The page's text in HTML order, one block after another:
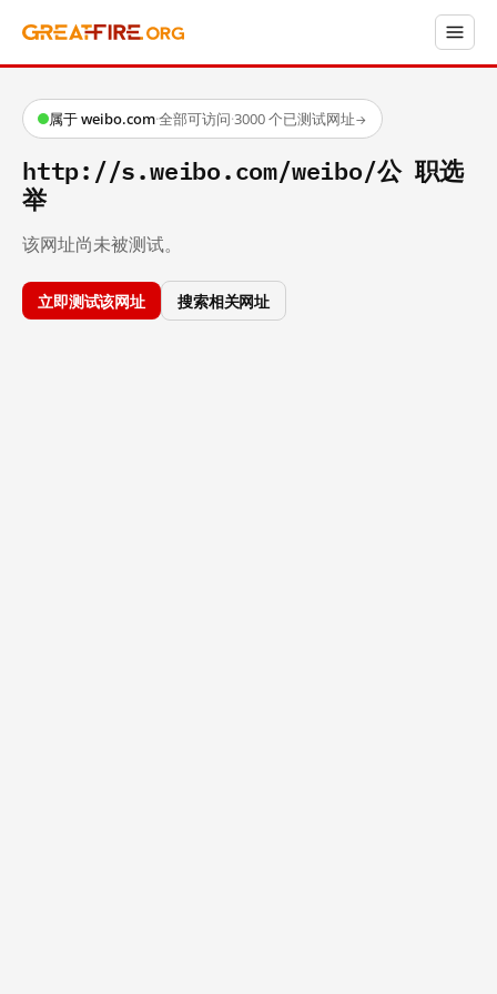
属于 weibo.com·全部可访问·3000 个已测试网址→
http://s.weibo.com/weibo/公 职选
举
该网址尚未被测试。
立即测试该网址 搜索相关网址